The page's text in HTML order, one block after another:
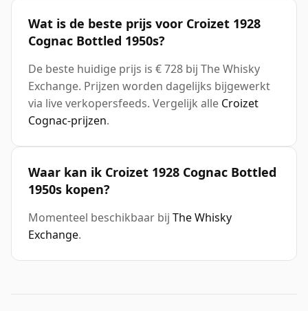
Wat is de beste prijs voor Croizet 1928
Cognac Bottled 1950s?
De beste huidige prijs is € 728 bij The Whisky
Exchange. Prijzen worden dagelijks bijgewerkt
via live verkopersfeeds. Vergelijk alle Croizet
Cognac-prijzen.
Waar kan ik Croizet 1928 Cognac Bottled
1950s kopen?
Momenteel beschikbaar bij The Whisky
Exchange.